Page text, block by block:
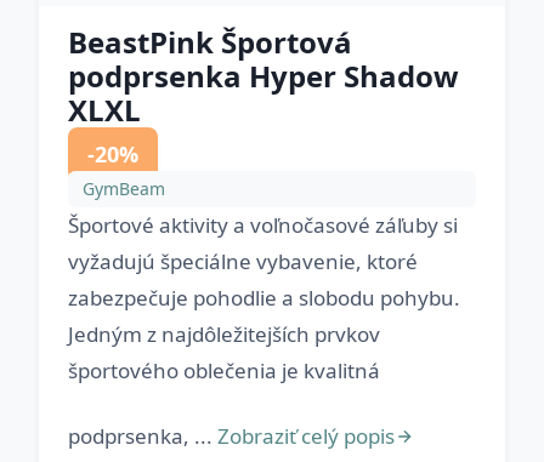
BeastPink Športová
podprsenka Hyper Shadow
XLXL
-20%
GymBeam
Športové aktivity a voľnočasové záľuby si
vyžadujú špeciálne vybavenie, ktoré
zabezpečuje pohodlie a slobodu pohybu.
Jedným z najdôležitejších prvkov
športového oblečenia je kvalitná
podprsenka, ... Zobraziť celý popis